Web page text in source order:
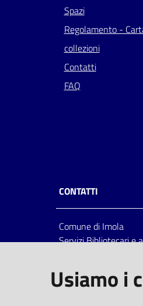
Spazi
Regolamento -
collezioni
Contatti
FAQ
CONTATTI
Comune di Imola
Servizi Bibliotecari e
Italia
centralino: tel
Usiamo i